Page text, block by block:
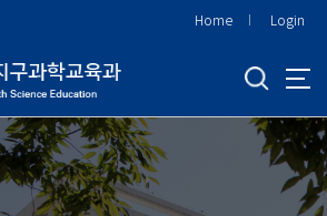
Home Login